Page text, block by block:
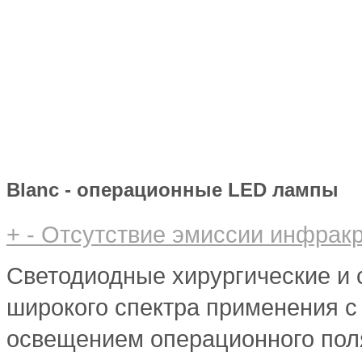
Blanc - операционные LED лампы
+ - Отсутствие эмиссии
Светодиодные хирургические
широкого спектра применения
освещением операционного